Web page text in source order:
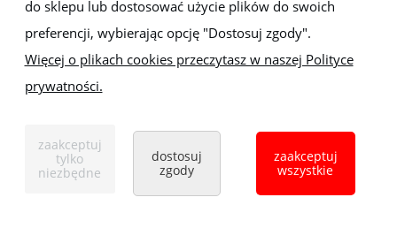
Handlowa 1, 35-103 Rzeszów
Tel:
+48 17 853 90 49 +48 668 191 214
do sklepu lub dostosować użycie plików do swoich
preferencji, wybierając opcję "Dostosuj zgody".
Więcej o plikach cookies przeczytasz w naszej Polityce
prywatności.
zaakceptuj
tylko
niezbędne
dostosuj
zgody
zaakceptuj
wszystkie